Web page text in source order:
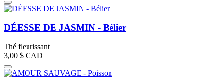
DÉESSE DE JASMIN - Bélier
Thé fleurissant
3,00 $ CAD